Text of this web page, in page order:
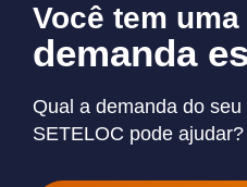
Você tem uma
demanda
Qual a demanda do
SETELOC pode ajudar?